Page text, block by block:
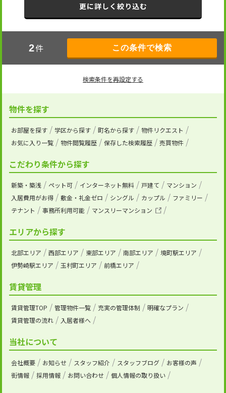
更に詳しく絞り込む
2件
検索条件を再設定する
物件を探す
お部屋を探す 学区から探す 町名から探す
物件リクエスト
お気に入り一覧
物件閲覧履歴 保存した検索履歴 売買物件
こだわり条件から探す
新築・築浅 ペット可 インターネット無料 戸建て
マンション
入居費用がお得
敷金・礼金ゼロ シングル カップル
ファミリー
テナント
事務所利用可能 マンスリーマンション
エリアから探す
北部エリア 西部エリア 東部エリア 南部エリア
境町駅エリア
伊勢崎駅エリア
玉村町エリア 前橋エリア
賃貸管理
賃貸管理TOP 管理物件一覧 充実の管理体制
明確なプラン
賃貸管理の流れ
入居者様へ
当社について
会社概要 お知らせ スタッフ紹介 スタッフブログ
お客様の声
街情報
採用情報 お問い合わせ 個人情報の取り扱い